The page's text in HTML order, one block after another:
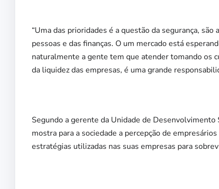
“Uma das prioridades é a questão da segurança,
pessoas e das finanças. O um mercado está
naturalmente a gente tem que atender tomando os
da liquidez das empresas, é uma grande
Segundo a gerente da Unidade de
mostra para a sociedade a percepção de
estratégias utilizadas nas suas empresas para